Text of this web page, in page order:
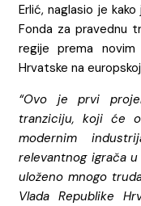
Erlić, naglasio je
Fonda za pravednu
regije prema
Hrvatske na
“Ovo je prvi
tranziciju, koji će
modernim
relevantnog igrača
uloženo mnogo
Vlada Republike